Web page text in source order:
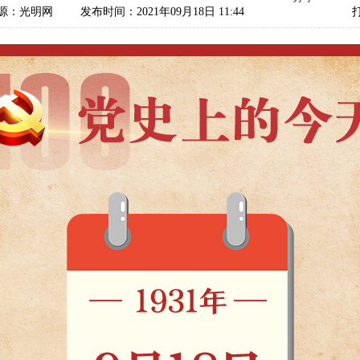
：光明网 发布时间：2021年09月18日 11:44